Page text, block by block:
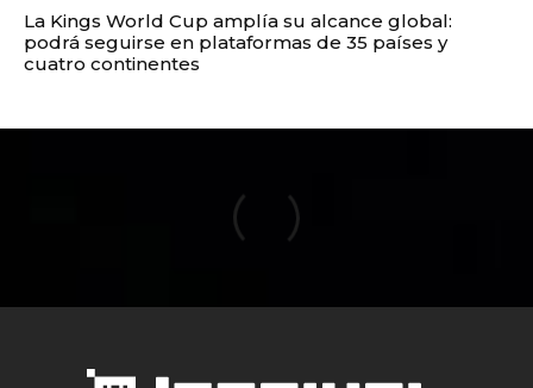
La Kings World Cup amplía su alcance global:
podrá seguirse en plataformas de 35 países y
cuatro continentes